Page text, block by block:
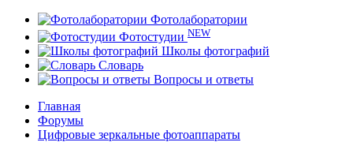
Фотолаборатории
Фотостудии NEW
Школы фотографий
Словарь
Вопросы и ответы
Главная
Форумы
Цифровые зеркальные фотоаппараты